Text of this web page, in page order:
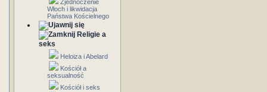
Zjednoczenie
Włoch i likwidacja
Państwa Kościelnego
Religie a
seks
Heloiza i Abelard
Kościół a
seksualność
Kościół i seks